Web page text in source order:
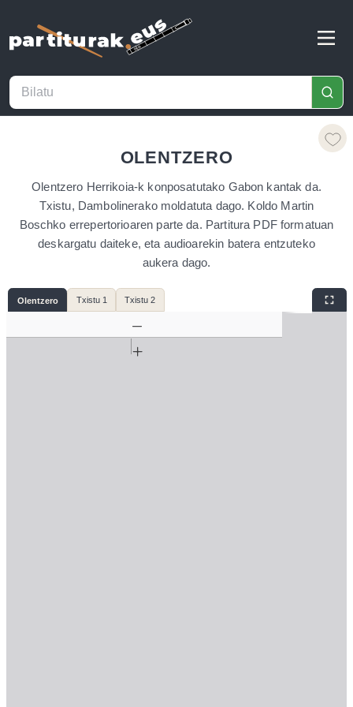
OLENTZERO
Olentzero Herrikoia-k konposatutako Gabon kantak da.
Txistu, Dambolinerako moldatuta dago. Koldo Martin
Boschko errepertorioaren parte da. Partitura PDF formatuan
deskargatu daiteke, eta audioarekin batera entzuteko
aukera dago.
Olentzero Txistu 1 Txistu 2